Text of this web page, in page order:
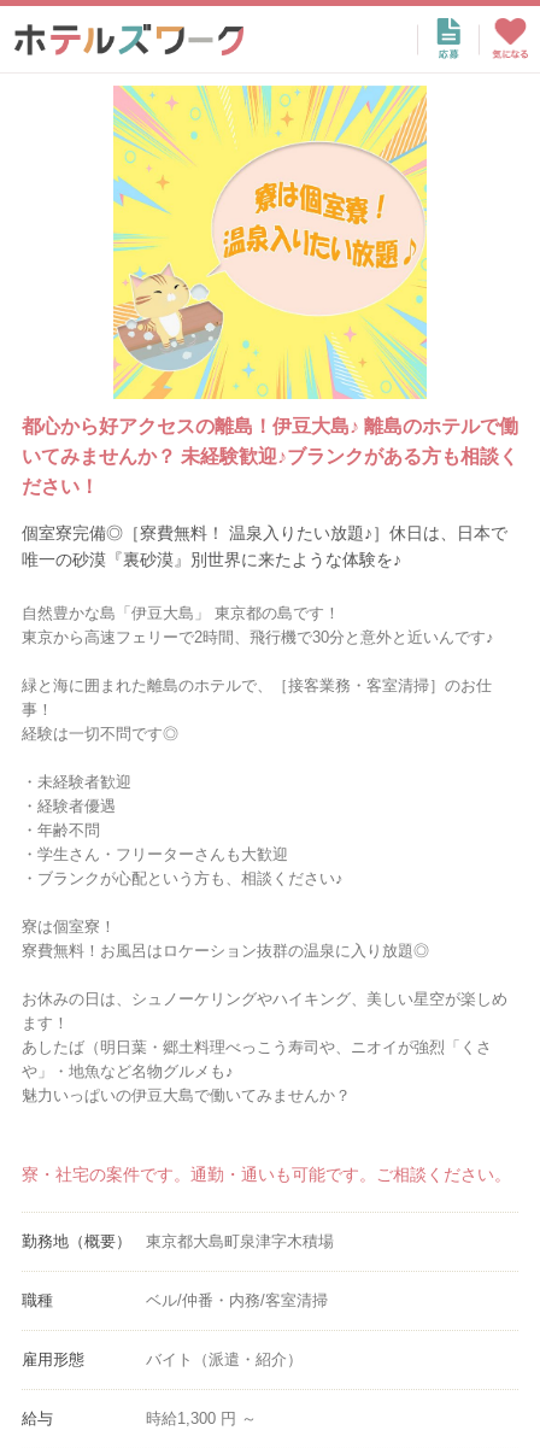
都心から好アクセスの離島！伊豆大島♪ 離島のホテルで働
いてみませんか？ 未経験歓迎♪ブランクがある方も相談く
ださい！
個室寮完備◎［寮費無料！ 温泉入りたい放題♪］休日は、日本で
唯一の砂漠『裏砂漠』別世界に来たような体験を♪
自然豊かな島「伊豆大島」 東京都の島です！
東京から高速フェリーで2時間、飛行機で30分と意外と近いんです♪
緑と海に囲まれた離島のホテルで、［接客業務・客室清掃］のお仕
事！
経験は一切不問です◎
・未経験者歓迎
・経験者優遇
・年齢不問
・学生さん・フリーターさんも大歓迎
・ブランクが心配という方も、相談ください♪
寮は個室寮！
寮費無料！お風呂はロケーション抜群の温泉に入り放題◎
お休みの日は、シュノーケリングやハイキング、美しい星空が楽しめ
ます！
あしたば（明日葉・郷土料理べっこう寿司や、ニオイが強烈「くさ
や」・地魚など名物グルメも♪
魅力いっぱいの伊豆大島で働いてみませんか？
寮・社宅の案件です。通勤・通いも可能です。ご相談ください。
勤務地（概要） 東京都大島町泉津字木積場
職種 ベル/仲番・内務/客室清掃
雇用形態 バイト（派遣・紹介）
給与 時給1,300 円 ～